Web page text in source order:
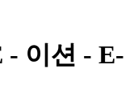
- 이션 - E-